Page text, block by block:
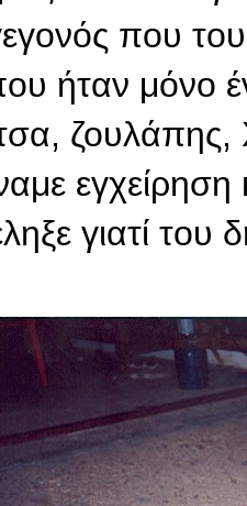
που
ήταν μόνο
ζουλάπης,
γιατί